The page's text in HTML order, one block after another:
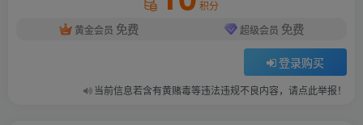
积分
黄金会员 免费 超级会员 免费
登录购买
当前信息若含有黄赌毒等违法违规不良内容，请点此举报！